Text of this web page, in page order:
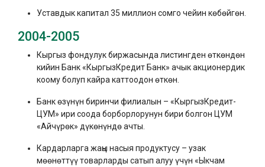
Уставдык капитал 35 миллион сомго чейин көбөйгөн.
2004-2005
Кыргыз фондулук биржасында листингден өткөндөн
кийин Банк «КыргызКредит Банк» ачык акционердик
коому болуп кайра каттоодон өткөн.
Банк өзүнүн биринчи филиалын – «КыргызКредит-
ЦУМ» ири соода борборлорунун бири болгон ЦУМ
«Айчүрөк» дүкөнүндө ачты.
Кардарларга жаңы насыя продуктусу – узак
мөөнөттүү товарларды сатып алуу үчүн «Ыкчам